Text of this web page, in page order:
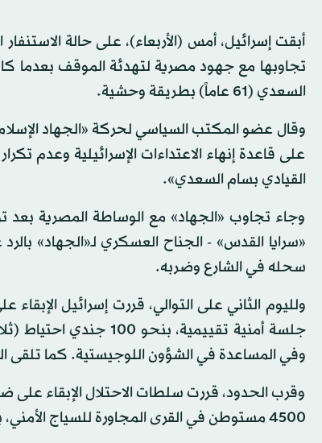
أبقت إسرائيل، أمس (الأربعاء)، على حالة
تجاوبها مع جهود مصرية لتهدئة الموقف بعدما
السعدي (61 عاماً) بطريقة وحشية.
وقال عضو المكتب السياسي لحركة «الجهاد
على قاعدة إنهاء الاعتداءات الإسرائيلية وعدم
القيادي بسام السعدي».
وجاء تجاوب «الجهاد» مع الوساطة المصرية بعد
«سرايا القدس» - الجناح العسكري لـ«الجهاد»
سحله في الشارع وضربه.
ولليوم الثاني على التوالي، قررت إسرائيل
جلسة أمنية تقييمية،
وفي المساعدة في الشؤون اللوجيستية. كما تلقى
وقرب الحدود، قررت سلطات الاحتلال الإبقاء
4500 مستوطن في القرى المجاورة للسياج الأمني، بأن يصلوا إلى منازلهم عبر الحقول الزراعية المخفية عن الحدود.